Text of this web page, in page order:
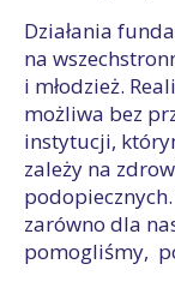
Działania
na
i młodzież.
możliwa bez
instytucji,
zależy na
zarówno dla
pomogliśmy,